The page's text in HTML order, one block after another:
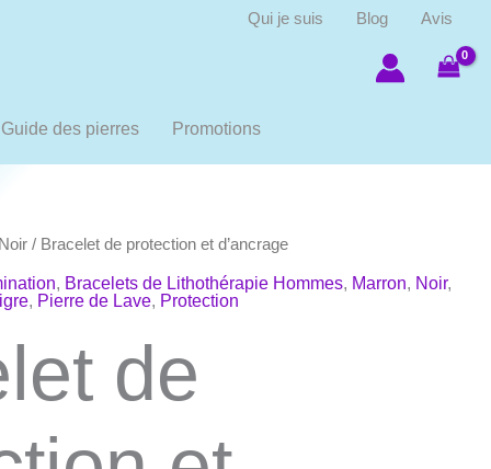
Qui je suis Blog
Avis
Guide des pierres Promotions
Noir / Bracelet de protection et d’ancrage
, Bracelets de Lithothérapie Hommes, Marron, Noir,
, Pierre de Lave, Protection
de